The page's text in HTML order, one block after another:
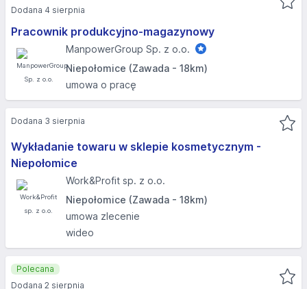
Pracownik produkcyjno-magazynowy
ManpowerGroup Sp. z o.o.
Niepołomice (Zawada - 18km)
umowa o pracę
Dodana 4 sierpnia
Wykładanie towaru w sklepie kosmetycznym -
Niepołomice
Work&Profit sp. z o.o.
Niepołomice (Zawada - 18km)
umowa zlecenie
wideo
Dodana 3 sierpnia
Polecana
Dodana 2 sierpnia